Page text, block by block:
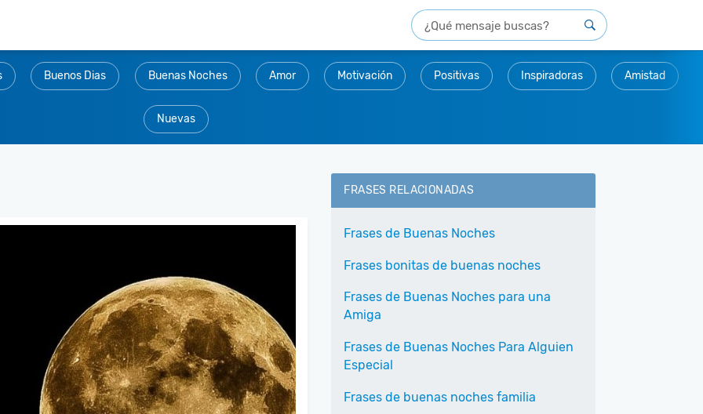
Buenos Dias Buenas Noches Amor Motivación Positivas Inspiradoras Amistad
Nuevas
FRASES RELACIONADAS
Frases de Buenas Noches
Frases bonitas de buenas noches
Frases de Buenas Noches para una
Amiga
Frases de Buenas Noches Para Alguien
Especial
Frases de buenas noches familia